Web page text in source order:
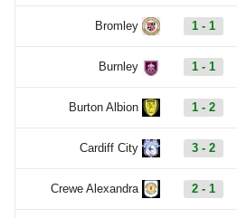
Bromley 1 - 1
Burnley 1 - 1
Burton Albion 1 - 2
Cardiff City 3 - 2
Crewe Alexandra 2 - 1